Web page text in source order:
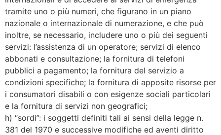
tramite uno o più numeri, che figurano in un piano
nazionale o internazionale di numerazione, e che può
inoltre, se necessario, includere uno o più dei seguenti
servizi: l’assistenza di un operatore; servizi di elenco
abbonati e consultazione; la fornitura di telefoni
pubblici a pagamento; la fornitura del servizio a
condizioni specifiche; la fornitura di apposite risorse per
i consumatori disabili o con esigenze sociali particolari
e la fornitura di servizi non geografici;
h) “sordi”: i soggetti definiti tali ai sensi della legge n.
381 del 1970 e successive modifiche ed aventi diritto